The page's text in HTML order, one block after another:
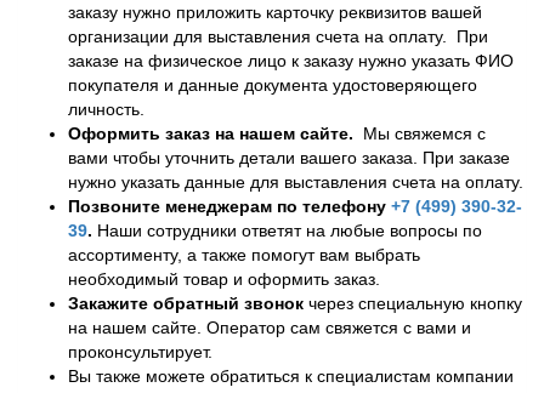
заказу нужно приложить карточку реквизитов вашей
организации для выставления счета на оплату. При
заказе на физическое лицо к заказу нужно указать ФИО
покупателя и данные документа удостоверяющего
личность.
Оформить заказ на нашем сайте. Мы свяжемся с
вами чтобы уточнить детали вашего заказа. При заказе
нужно указать данные для выставления счета на оплату.
Позвоните менеджерам по телефону +7 (499) 390-32-
39. Наши сотрудники ответят на любые вопросы по
ассортименту, а также помогут вам выбрать
необходимый товар и оформить заказ.
Закажите обратный звонок через специальную кнопку
на нашем сайте. Оператор сам свяжется с вами и
проконсультирует.
Вы также можете обратиться к специалистам компании